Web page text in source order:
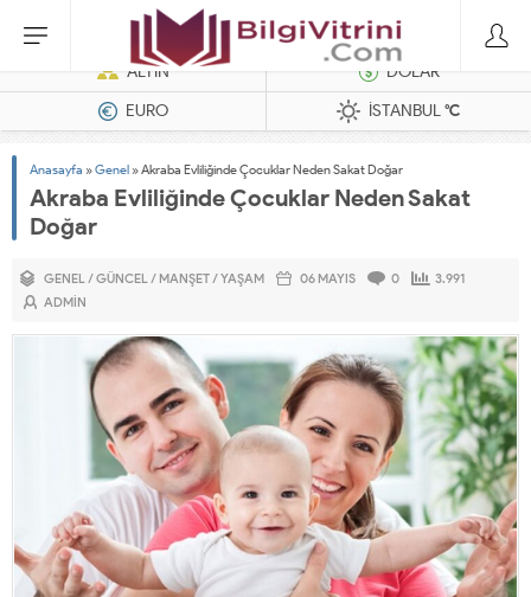
Dizel Jeneratörler
ALTIN
DOLAR
EURO
İSTANBUL°C
Anasayfa »Genel »Akraba Evliliğinde Çocuklar Neden Sakat Doğar
Akraba Evliliğinde Çocuklar Neden Sakat
Doğar
GENEL/GÜNCEL/ MANŞET/YAŞAM 06 MAYIS 0
3.991
ADMIN